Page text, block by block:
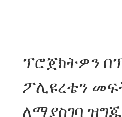
ፕሮጀክትዎን
ፖሊዩረቴን
ለማያስገባ